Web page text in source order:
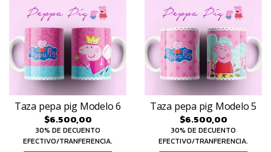
Taza pepa pig Modelo 6
$6.500,00
30% DE DECUENTO
EFECTIVO/TRANFERENCIA.
Taza pepa pig Modelo 5
$6.500,00
30% DE DECUENTO
EFECTIVO/TRANFERENCIA.